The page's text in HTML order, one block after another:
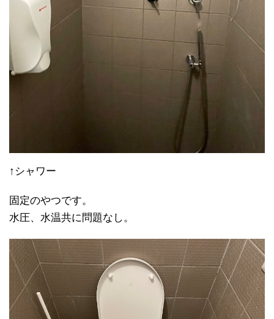
↑シャワー
固定のやつです。
水圧、水温共に問題なし。